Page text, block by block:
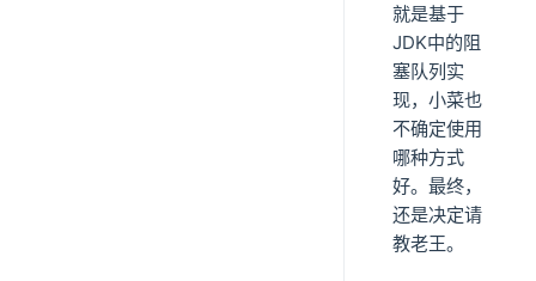
就是基于
JDK中的阻
塞队列实
现，小菜也
不确定使用
哪种方式
好。最终，
还是决定请
教老王。